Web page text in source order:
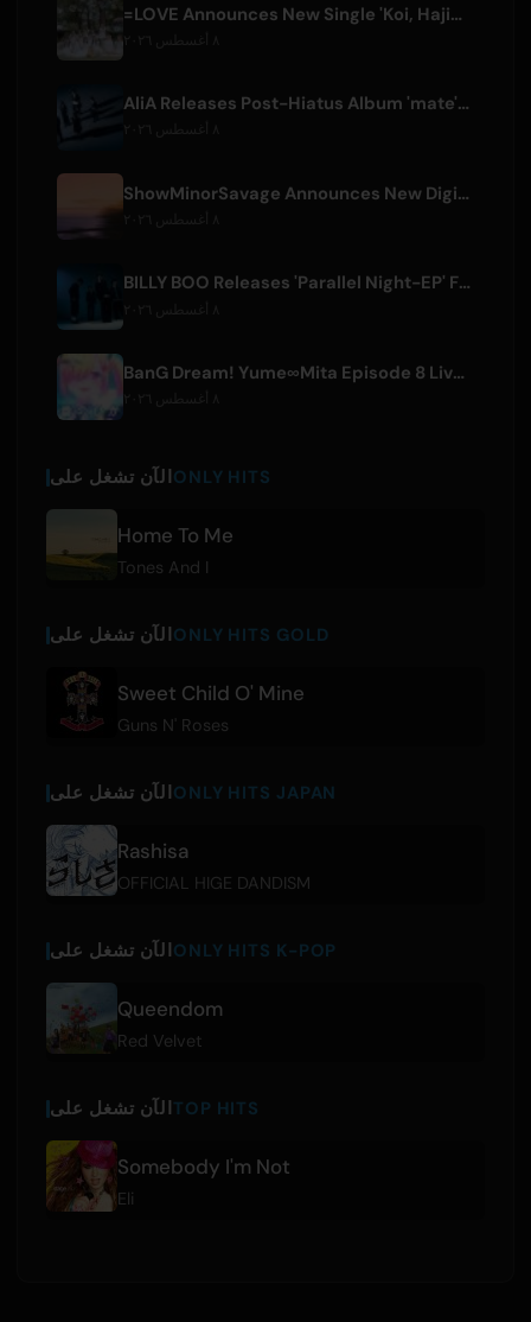
=LOVE Announces New Single 'Koi, Hajimemashita.' and Tokyo Dome Concerts
AliA Releases Post-Hiatus Album 'mate', Announces Tokyo Live
ShowMinorSavage Announces New Digital Single 'Gradation'
BILLY BOO Releases 'Parallel Night-EP' Featuring TV Drama Theme Song
BanG Dream! Yume∞Mita Episode 8 Live Clip Released
الآن تشغل علىONLY HITS
Home To Me
Tones And I
الآن تشغل علىONLY HITS GOLD
Sweet Child O' Mine
Guns N' Roses
الآن تشغل علىONLY HITS JAPAN
Rashisa
OFFICIAL HIGE DANDISM
الآن تشغل علىONLY HITS K-POP
Queendom
Red Velvet
الآن تشغل علىTOP HITS
Somebody I'm Not
Eli